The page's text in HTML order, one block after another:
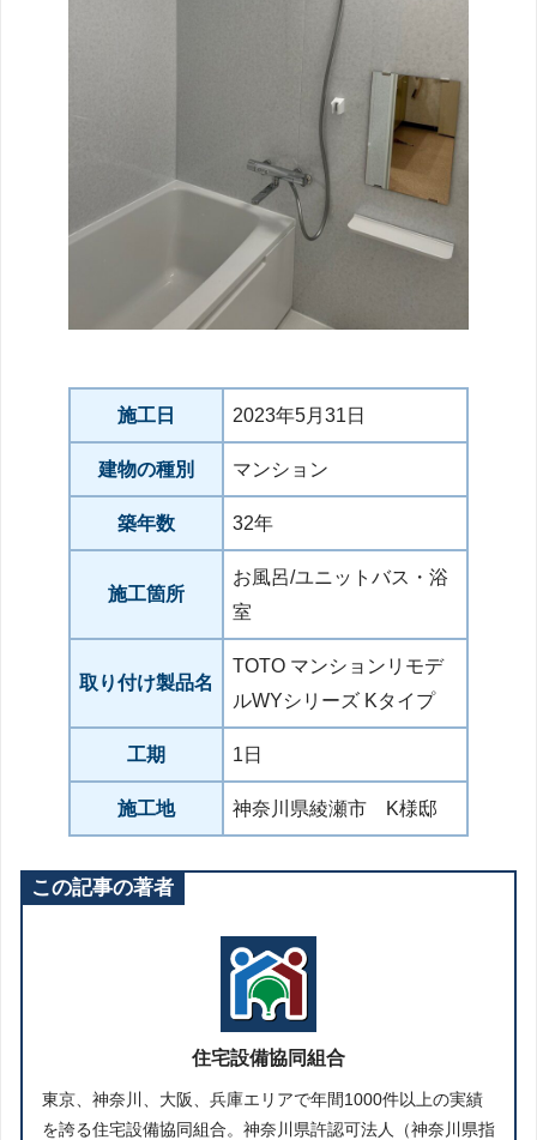
施工日 2023年5月31日
建物の種別 マンション
築年数 32年
施工箇所
お風呂/ユニットバス・浴
室
取り付け製品名
TOTO マンションリモデ
ルWYシリーズ Kタイプ
工期 1日
施工地 神奈川県綾瀬市 K様邸
この記事の著者
住宅設備協同組合
東京、神奈川、大阪、兵庫エリアで年間1000件以上の実績
を誇る住宅設備協同組合。神奈川県許認可法人（神奈川県指